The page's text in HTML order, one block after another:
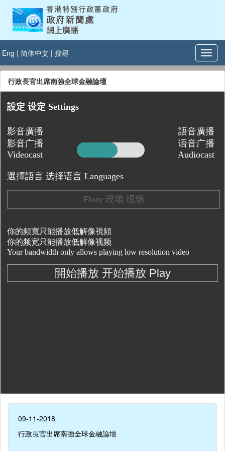
Eng | 简体中文 | 搜尋
行政長官出席南強全球金融論壇
09-11-2018
行政長官出席南強全球金融論壇